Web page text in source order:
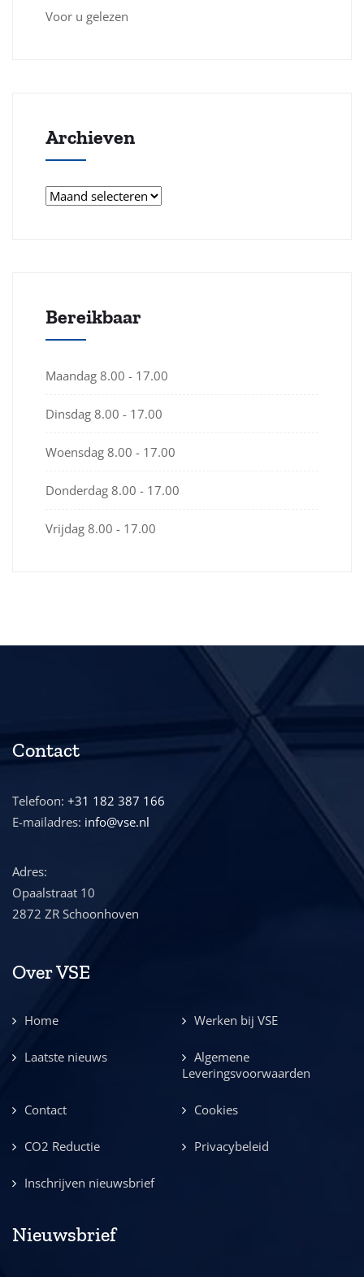
Voor u gelezen
Archieven
Archieven
Bereikbaar
Maandag 8.00 - 17.00
Dinsdag 8.00 - 17.00
Woensdag 8.00 - 17.00
Donderdag 8.00 - 17.00
Vrijdag 8.00 - 17.00
Contact
Telefoon: +31 182 387 166
E-mailadres: info@vse.nl
Adres:
Opaalstraat 10
2872 ZR Schoonhoven
Over VSE
Home Werken bij VSE
Laatste nieuws
Algemene
Leveringsvoorwaarden
Contact Cookies
CO2 Reductie Privacybeleid
Inschrijven nieuwsbrief
Nieuwsbrief